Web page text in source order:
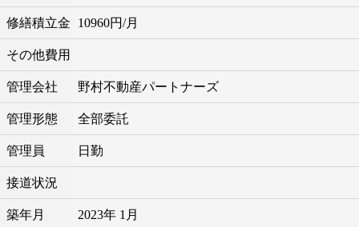
修繕積立金 10960円/月
その他費用
管理会社 野村不動産パートナーズ
管理形態 全部委託
管理員 日勤
接道状況
築年月 2023年 1月